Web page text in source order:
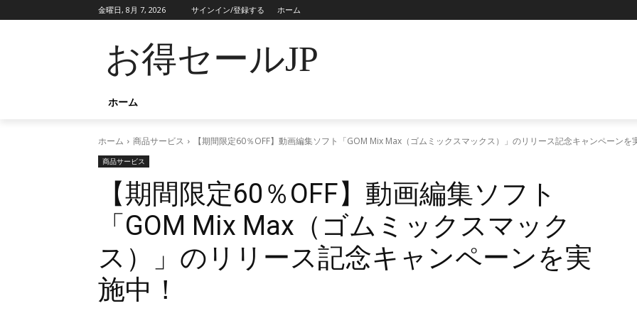
金曜日, 8月 7, 2026 サインイン/登録する ホーム
お得セールJP
ホーム
ホーム 商品サービス 【期間限定60％OFF】動画編集ソフト「GOM Mix Max（ゴムミックスマックス）」のリリース記念キャンペーンを
商品サービス
【期間限定60％OFF】動画編集ソフト
「GOM Mix Max（ゴムミックスマック
ス）」のリリース記念キャンペーンを実
施中！